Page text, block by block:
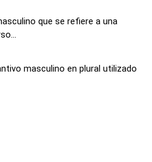
que se refiere a una
masculino en plural utilizado